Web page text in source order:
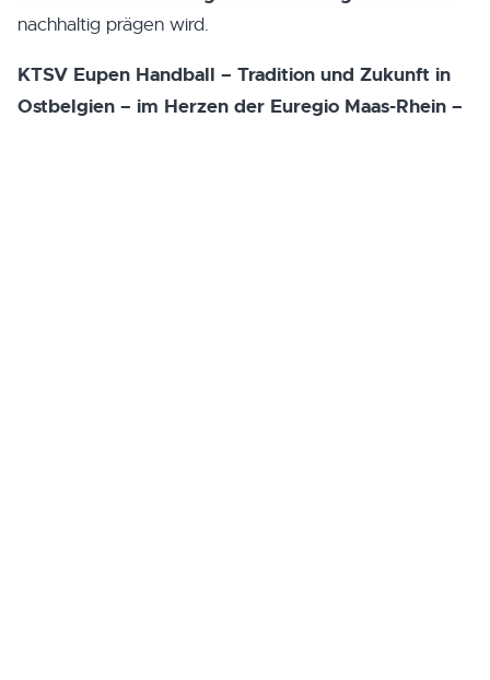
nachhaltig prägen wird.
KTSV Eupen Handball – Tradition und Zukunft in
Ostbelgien – im Herzen der Euregio Maas-Rhein –